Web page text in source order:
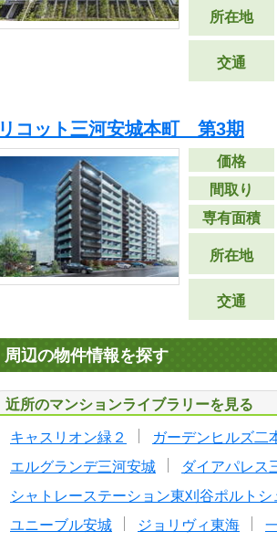
所在地
交通
リコット三河安城本町 第3期
価格
間取り
専有面積
所在地
交通
周辺の物件情報を探す
近所のマンションライブラリーを見る
キャスリオン緑２ ガーデンヒルズ二
エルグランデ三河安城
ダイアパレス
シャトレーステーション東刈谷ポルトシ
ユニーブル安城
ジョリヴィ東海